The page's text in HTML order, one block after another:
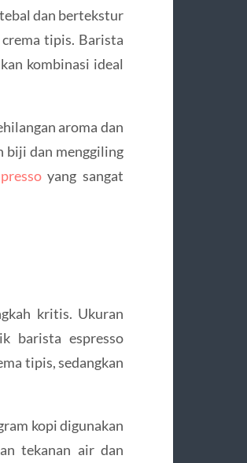
dan bertekstur
tipis. Barista
kombinasi ideal
aroma dan
biji dan menggiling
yang sangat
kritis. Ukuran
barista espresso
tipis, sedangkan
kopi digunakan
tekanan air dan